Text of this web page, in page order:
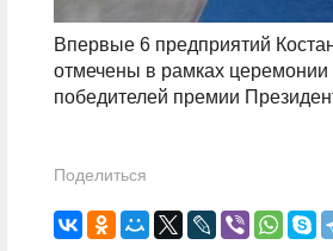
Впервые 6 предприятий
отмечены в рамках церемонии
победителей премии
Поделиться